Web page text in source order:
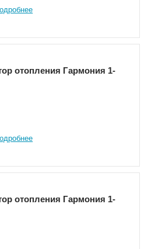
отопления Гармония 1-
отопления Гармония 1-